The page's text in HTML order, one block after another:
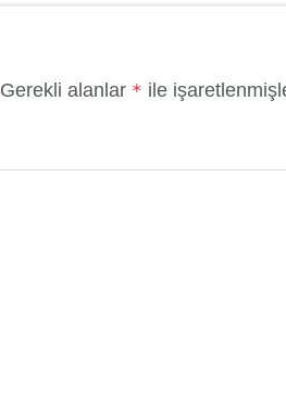
Gerekli alanlar * ile